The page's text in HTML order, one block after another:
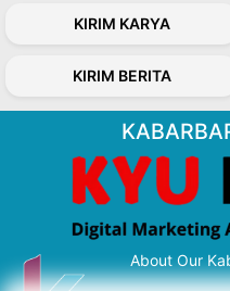
KIRIM KARYA
KIRIM BERITA
About Our